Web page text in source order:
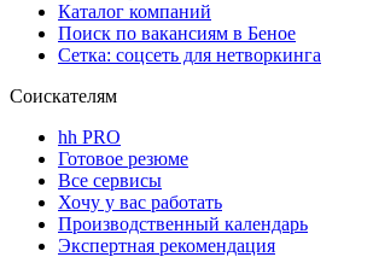
Каталог компаний
Поиск по вакансиям в Беное
Сетка: соцсеть для нетворкинга
Соискателям
hh PRO
Готовое резюме
Все сервисы
Хочу у вас работать
Производственный календарь
Экспертная рекомендация